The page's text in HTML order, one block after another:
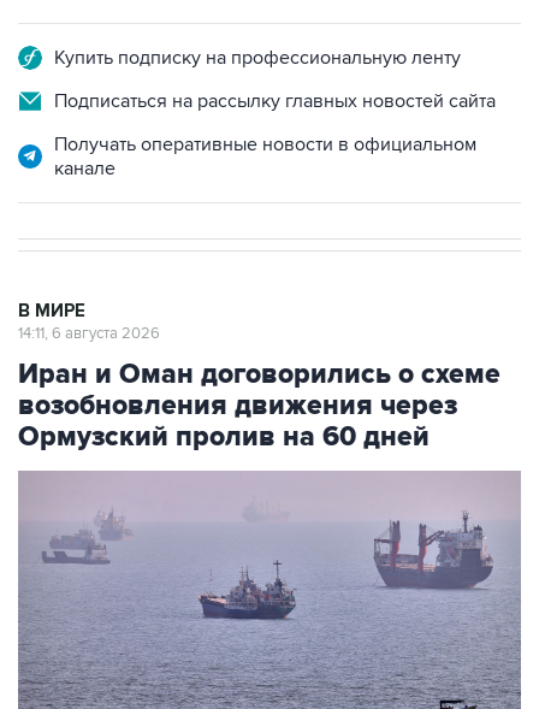
Купить подписку на профессиональную ленту
Подписаться на рассылку главных новостей сайта
Получать оперативные новости в официальном
канале
В МИРЕ
14:11, 6 августа 2026
Иран и Оман договорились о схеме
возобновления движения через
Ормузский пролив на 60 дней